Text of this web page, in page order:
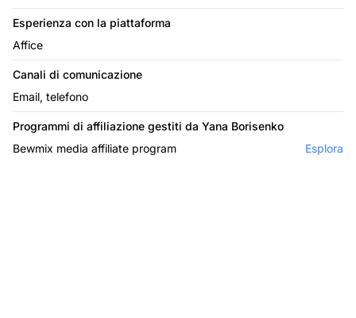
Esperienza con la piattaforma
Affice
Canali di comunicazione
Email, telefono
Programmi di affiliazione gestiti da Yana Borisenko
Bewmix media affiliate program
Esplora